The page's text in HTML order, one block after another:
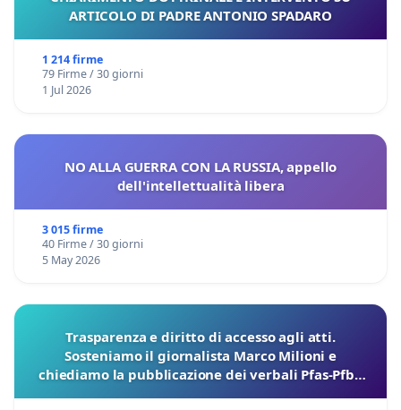
ARTICOLO DI PADRE ANTONIO SPADARO
1 214 firme
79 Firme / 30 giorni
1 Jul 2026
NO ALLA GUERRA CON LA RUSSIA, appello
dell'intellettualità libera
3 015 firme
40 Firme / 30 giorni
5 May 2026
Trasparenza e diritto di accesso agli atti.
Sosteniamo il giornalista Marco Milioni e
chiediamo la pubblicazione dei verbali Pfas-Pfba